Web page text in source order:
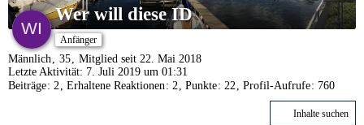
Wer will diese ID
Anfänger
Männlich 35
Mitglied seit 22. Mai 2018
Letzte Aktivität: 7. Juli 2019 um 01:31
Beiträge
2 Erhaltene Reaktionen 2 Punkte 22 Profil-Aufrufe 760
Inhalte suchen